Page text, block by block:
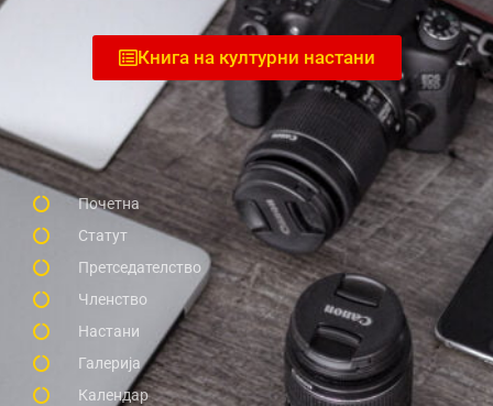
Почетна
Статут
Претседателство
Членство
Настани
Галерија
Календар
Книга на културни настани